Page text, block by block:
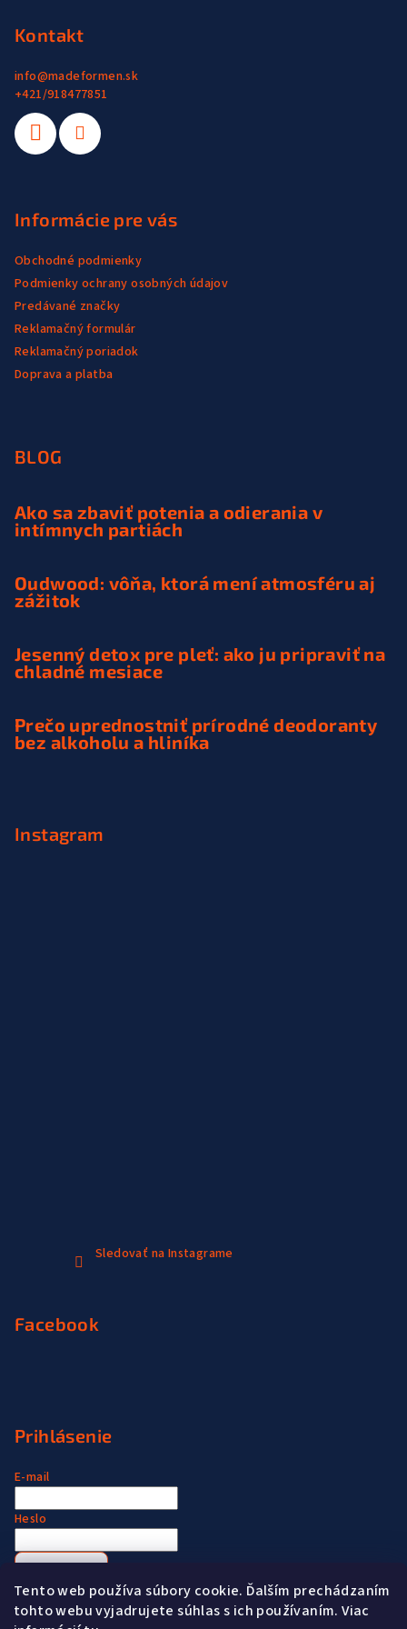
Tento web používa súbory cookie. Ďalším prechádzaním
tohto webu vyjadrujete súhlas s ich používaním. Viac
Kontakt
info@madeformen.sk
+421/918477851
Informácie pre vás
Obchodné podmienky
Podmienky ochrany osobných údajov
Predávané značky
Reklamačný formulár
Reklamačný poriadok
Doprava a platba
BLOG
Ako sa zbaviť potenia a odierania v
intímnych partiách
Oudwood: vôňa, ktorá mení atmosféru aj
zážitok
Jesenný detox pre pleť: ako ju pripraviť na
chladné mesiace
Prečo uprednostniť prírodné deodoranty
bez alkoholu a hliníka
Instagram
Sledovať na Instagrame
Facebook
Prihlásenie
E-mail
Heslo
Nová registráciaZabudnuté heslo